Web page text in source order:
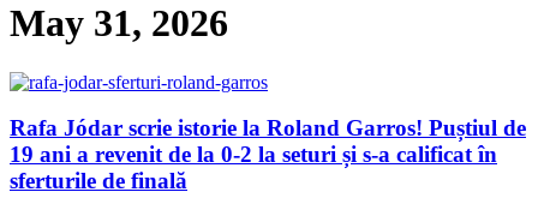
May 31, 2026
Rafa Jódar scrie istorie la Roland Garros! Puștiul de
19 ani a revenit de la 0-2 la seturi și s-a calificat în
sferturile de finală